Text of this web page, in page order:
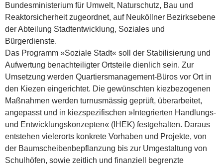
Bundesministerium für Umwelt, Naturschutz, Bau und
Reaktorsicherheit zugeordnet, auf Neuköllner Bezirks­ebene
der Abteilung Stadtentwicklung, Soziales und
Bürgerdienste.
Das Programm »Soziale Stadt« soll der Stabilisierung und
Aufwertung benachteiligter Ortsteile dienlich sein. Zur
Umsetzung werden Quartiersmanagement-Büros vor Ort in
den Kiezen eingerichtet. Die gewünschten kiezbezogenen
Maßnahmen werden turnusmässig geprüft, überarbeitet,
angepasst und in kiezspezifischen »Integrierten Handlungs-
und Entwicklungskonzepten« (IHEK) festgehalten. Daraus
entstehen vielerorts konkrete Vorhaben und Projekte, von
der Baumscheibenbepflanzung bis zur Umgestaltung von
Schulhöfen, sowie zeitlich und finanziell begrenzte